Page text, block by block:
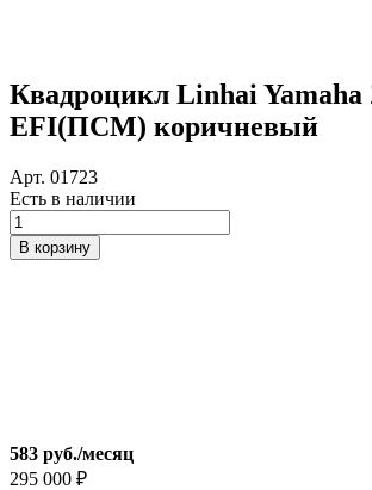
Квадроцикл Linhai Yamaha
EFI(ПСМ) коричневый
Арт. 01723
Есть в наличии
Количество
товара
Квадроцикл
В корзину
583 руб./месяц
295 000 ₽